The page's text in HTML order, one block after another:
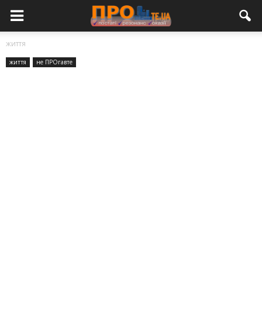
життя
життя не ПРОгавте